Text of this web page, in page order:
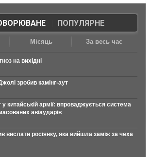
| ПОПУЛЯРНЕ
Місяць За весь час
на вихідні
зробив камінг-аут
у китайській армії: впроваджується система
авіаударів
вислати росіянку, яка вийшла заміж за чеха